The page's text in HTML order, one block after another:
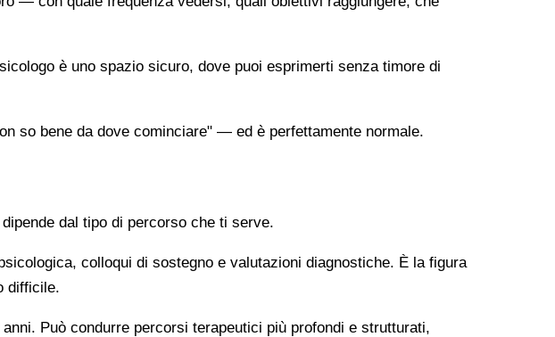
è uno spazio sicuro, dove puoi esprimerti senza timore di
so bene da dove cominciare" — ed è perfettamente normale.
dal tipo di percorso che ti serve.
colloqui di sostegno e valutazioni diagnostiche. È la figura
difficile.
Può condurre percorsi terapeutici più profondi e strutturati,